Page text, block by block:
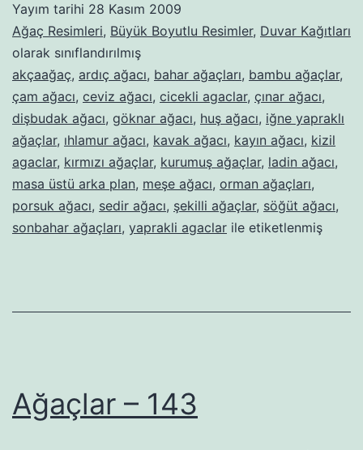
Yayım tarihi 28 Kasım 2009
Ağaç Resimleri, Büyük Boyutlu Resimler, Duvar Kağıtları
olarak sınıflandırılmış
akçaağaç, ardıç ağacı, bahar ağaçları, bambu ağaçlar,
çam ağacı, ceviz ağacı, cicekli agaclar, çınar ağacı,
dişbudak ağacı, göknar ağacı, huş ağacı, iğne yapraklı
ağaçlar, ıhlamur ağacı, kavak ağacı, kayın ağacı, kizil
agaclar, kırmızı ağaçlar, kurumuş ağaçlar, ladin ağacı,
masa üstü arka plan, meşe ağacı, orman ağaçları,
porsuk ağacı, sedir ağacı, şekilli ağaçlar, söğüt ağacı,
sonbahar ağaçları, yaprakli agaclar ile etiketlenmiş
Ağaçlar – 143